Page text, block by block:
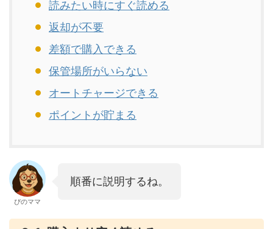
読みたい時にすぐ読める
返却が不要
差額で購入できる
保管場所がいらない
オートチャージできる
ポイントが貯まる
ぴのママ
順番に説明するね。